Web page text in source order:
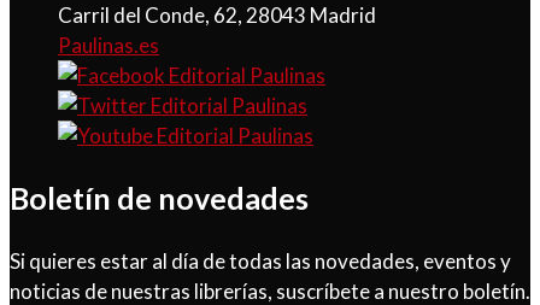
Carril del Conde, 62, 28043 Madrid
Paulinas.es
Boletín de novedades
Si quieres estar al día de todas las novedades, eventos y
noticias de nuestras librerías, suscríbete a nuestro boletín.